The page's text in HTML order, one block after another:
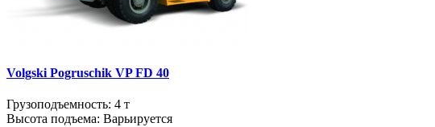
Volgski Pogruschik VP FD 40
Грузоподъемность: 4 т
Высота подъема: Варьируется